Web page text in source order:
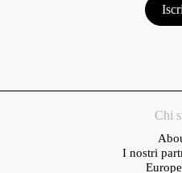
Chi
I nostri